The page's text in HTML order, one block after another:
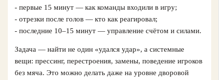
- первые 15 минут — как команды входили в игру;
- отрезки после голов — кто как реагировал;
- последние 10–15 минут — управление счётом и силами.
Задача — найти не один «удался удар», а системные
вещи: прессинг, перестроения, замены, поведение игроков
без мяча. Это можно делать даже на уровне дворовой